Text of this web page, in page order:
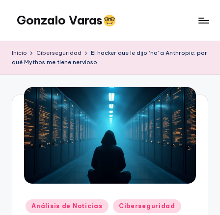
Saltar
contenido
Gonzalo Varas
que
suma
pero
actitud
multiplica
Inicio Ciberseguridad
El hacker que le dijo ‘no’ a Anthropic: por
qué Mythos me tiene nervioso
Publicado
en
Análisis de Noticias Ciberseguridad